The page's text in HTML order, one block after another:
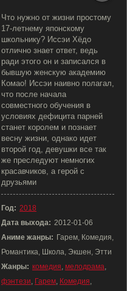
Что нужно от жизни простому
17-летнему японскому
школьнику? Иссэи Хёдо
отлично знает ответ, ведь
ради этого он и записался в
бывшую женскую академию
Комао! Иссэи наивно полагал,
что после начала
совместного обучения в
условиях дефицита парней
станет королем и познает
весну жизни, однако идет
второй год, девушки все так
же преследуют немногих
красавчиков, а герой с
друзьями
Год: 2018
Дата выхода: 2012-01-06
Аниме жанры: Гарем, Комедия,
Романтика, Школа, Экшен, Этти
Жанры: комедия, мелодрама,
фэнтези, Гарем, Комедия,